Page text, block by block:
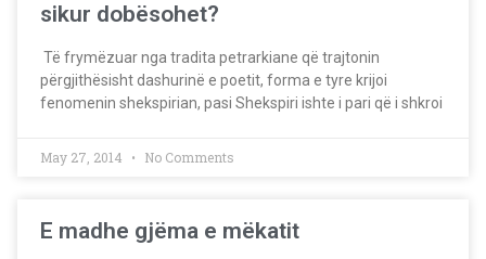
sikur dobësohet?
Të frymëzuar nga tradita petrarkiane që trajtonin
përgjithësisht dashurinë e poetit, forma e tyre krijoi
fenomenin shekspirian, pasi Shekspiri ishte i pari që i shkroi
May 27, 2014 No Comments
E madhe gjëma e mëkatit